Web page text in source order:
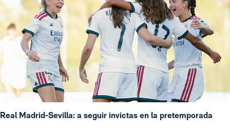
Real Madrid-Sevilla: a seguir invictas en la pretemporada